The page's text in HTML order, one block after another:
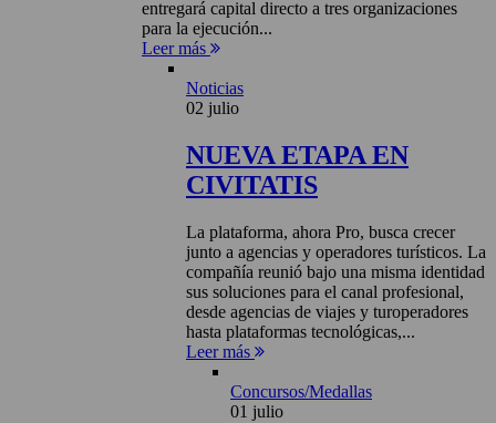
entregará capital directo a tres organizaciones
para la ejecución...
Leer más
Noticias
02 julio
NUEVA ETAPA EN
CIVITATIS
La plataforma, ahora Pro, busca crecer
junto a agencias y operadores turísticos. La
compañía reunió bajo una misma identidad
sus soluciones para el canal profesional,
desde agencias de viajes y turoperadores
hasta plataformas tecnológicas,...
Leer más
Concursos/Medallas
01 julio